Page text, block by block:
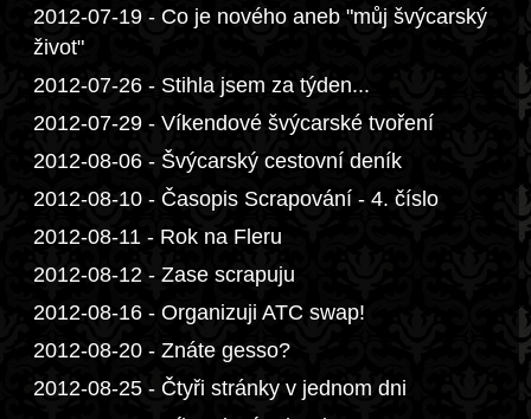
2012-07-19 - Co je nového aneb "můj švýcarský
život"
2012-07-26 - Stihla jsem za týden...
2012-07-29 - Víkendové švýcarské tvoření
2012-08-06 - Švýcarský cestovní deník
2012-08-10 - Časopis Scrapování - 4. číslo
2012-08-11 - Rok na Fleru
2012-08-12 - Zase scrapuju
2012-08-16 - Organizuji ATC swap!
2012-08-20 - Znáte gesso?
2012-08-25 - Čtyři stránky v jednom dni